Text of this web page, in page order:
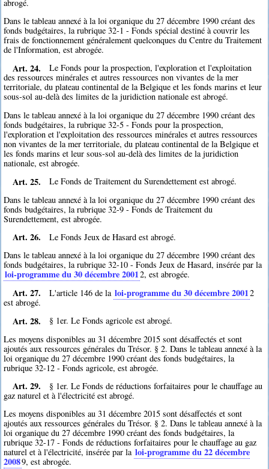
abrogé.
Dans le tableau annexé à la loi organique du 27 décembre 1990 créant des
fonds budgétaires, la rubrique 32-1 - Fonds spécial destiné à couvrir les
frais de fonctionnement généralement quelconques du Centre du Traitement
de l'Information, est abrogée.
Art. 24.
Le Fonds pour la prospection, l'exploration et l'exploitation
des ressources minérales et autres ressources non vivantes de la mer
territoriale, du plateau continental de la Belgique et les fonds marins et leur
sous-sol au-delà des limites de la juridiction nationale est abrogé.
Dans le tableau annexé à la loi organique du 27 décembre 1990 créant des
fonds budgétaires, la rubrique 32-5 - Fonds pour la prospection,
l'exploration et l'exploitation des ressources minérales et autres ressources
non vivantes de la mer territoriale, du plateau continental de la Belgique et
les fonds marins et leur sous-sol au-delà des limites de la juridiction
nationale, est abrogée.
Art. 25.
Le Fonds de Traitement du Surendettement est abrogé.
Dans le tableau annexé à la loi organique du 27 décembre 1990 créant des
fonds budgétaires, la rubrique 32-9 - Fonds de Traitement du
Surendettement, est abrogée.
Art. 26.
Le Fonds Jeux de Hasard est abrogé.
Dans le tableau annexé à la loi organique du 27 décembre 1990 créant des
fonds budgétaires, la rubrique 32-10 - Fonds Jeux de Hasard, insérée par la
loi-programme du 30 décembre 20012, est abrogée.
Art. 27. L'article 146 de la loi-programme du 30 décembre 20012
est abrogé.
Art. 28.
§ 1er. Le Fonds agricole est abrogé.
Les moyens disponibles au 31 décembre 2015 sont désaffectés et sont
ajoutés aux ressources générales du Trésor. § 2. Dans le tableau annexé à la
loi organique du 27 décembre 1990 créant des fonds budgétaires, la
rubrique 32-12 - Fonds agricole, est abrogée.
Art. 29.
§ 1er. Le Fonds de réductions forfaitaires pour le chauffage au
gaz naturel et à l'électricité est abrogé.
Les moyens disponibles au 31 décembre 2015 sont désaffectés et sont
ajoutés aux ressources générales du Trésor. § 2. Dans le tableau annexé à la
loi organique du 27 décembre 1990 créant des fonds budgétaires, la
rubrique 32-17 - Fonds de réductions forfaitaires pour le chauffage au gaz
naturel et à l'électricité, insérée par la loi-programme du 22 décembre
20089, est abrogée.